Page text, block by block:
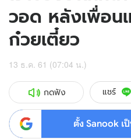
วอด หลังเพื่อน
ก๋วยเตี๋ยว
13 ธ.ค. 61 (07:04 น.)
กดฟัง แชร์
ตั้ง Sanook เ